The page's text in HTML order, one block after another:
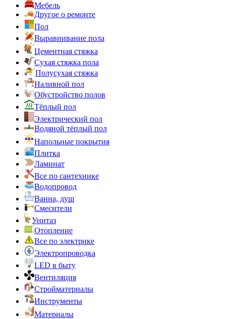
Мебель
Другое о ремонте
Пол
Выравнивание пола
Цементная стяжка
Сухая стяжка пола
Полусухая стяжка
Наливной пол
Обустройство полов
Тёплый пол
Электрический пол
Водяной тёплый пол
Напольные покрытия
Плитка
Ламинат
Все по сантехнике
Водопровод
Ванна, душ
Смесители
Унитаз
Отопление
Все по электрике
Электропроводка
LED в быту
Вентиляция
Стройматериалы
Инструменты
Материалы